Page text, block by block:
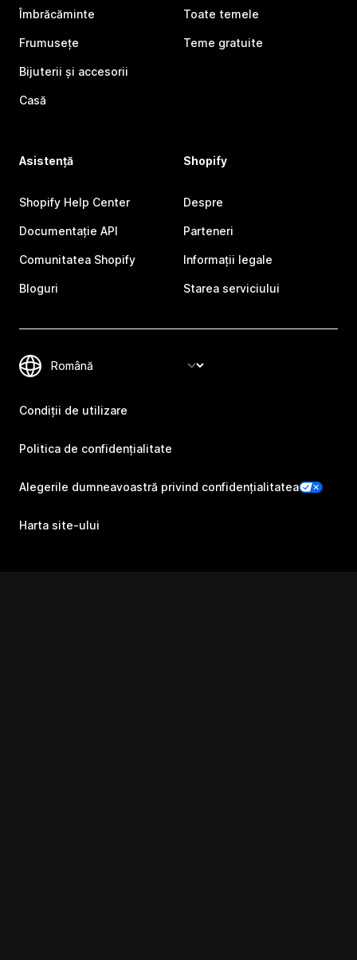
Îmbrăcăminte
Frumusețe
Bijuterii și accesorii
Casă
Toate temele
Teme gratuite
Asistență
Shopify Help Center
Documentație API
Comunitatea Shopify
Bloguri
Shopify
Despre
Parteneri
Informații legale
Starea serviciului
Condiții de utilizare
Politica de confidențialitate
Alegerile dumneavoastră privind confidențialitatea
Harta site-ului